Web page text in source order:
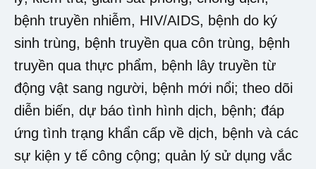
bệnh truyền nhiễm, HIV/AIDS, bệnh do ký
sinh trùng, bệnh truyền qua côn trùng, bệnh
truyền qua thực phẩm, bệnh lây truyền từ
động vật sang người, bệnh mới nổi; theo dõi
diễn biến, dự báo tình hình dịch, bệnh; đáp
ứng tình trạng khẩn cấp về dịch, bệnh và các
sự kiện y tế công cộng; quản lý sử dụng vắc